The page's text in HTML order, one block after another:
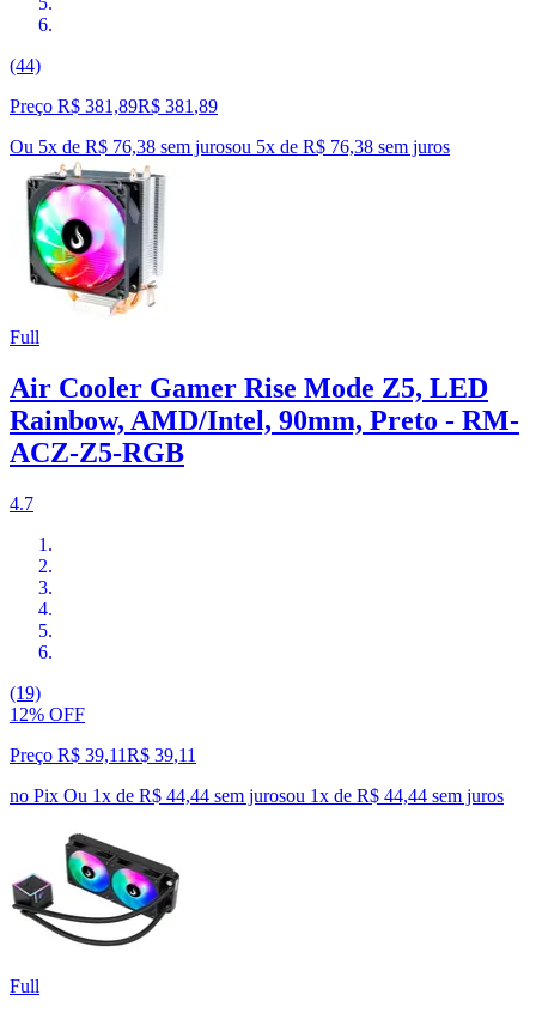
(44)
Preço R$ 381,89R$ 381 ,89
Ou 5x de R$ 76,38 sem jurosou 5x de R$ 76,38 sem juros
Full
Air Cooler Gamer Rise Mode Z5, LED
Rainbow, AMD/Intel, 90mm, Preto - RM-
ACZ-Z5-RGB
4.7
(19)
12% OFF
Preço R$ 39,11R$ 39,11
no Pix Ou 1x de R$ 44,44 sem jurosou 1x de R$ 44,44 sem juros
Full